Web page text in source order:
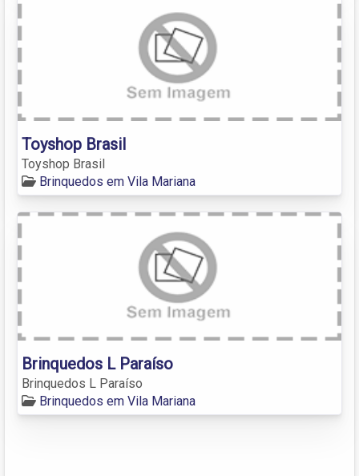
Toyshop Brasil
Toyshop Brasil
Brinquedos em Vila Mariana
Brinquedos L Paraíso
Brinquedos L Paraíso
Brinquedos em Vila Mariana